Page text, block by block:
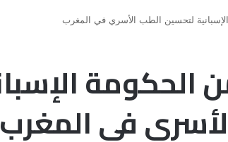
من الحكومة
في المغرب